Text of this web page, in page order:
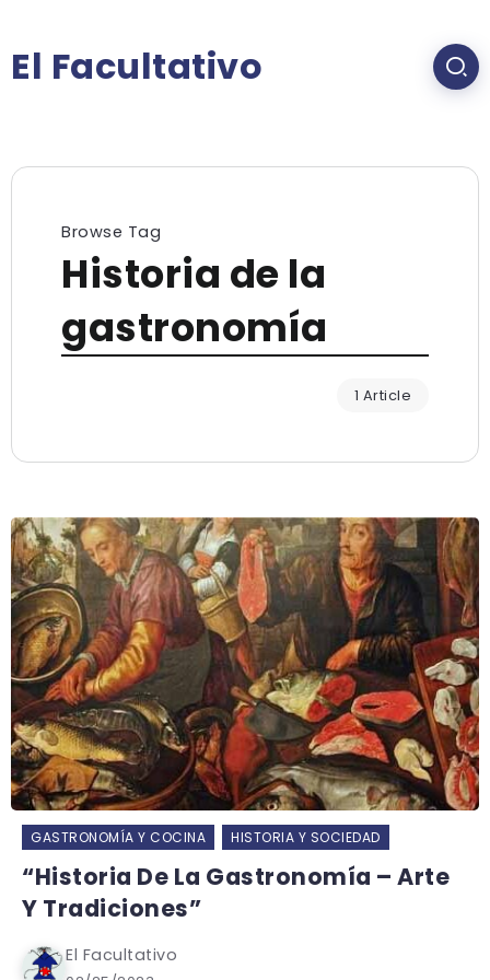
El Facultativo
Browse Tag
Historia de la
gastronomía
1 Article
GASTRONOMÍA Y COCINA HISTORIA Y SOCIEDAD
“Historia De La Gastronomía – Arte
Y Tradiciones”
El Facultativo